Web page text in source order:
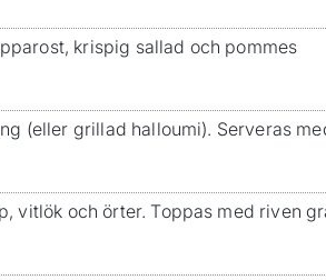
krispig sallad och pommes
(eller grillad halloumi). Serveras
vitlök och örter. Toppas med riven